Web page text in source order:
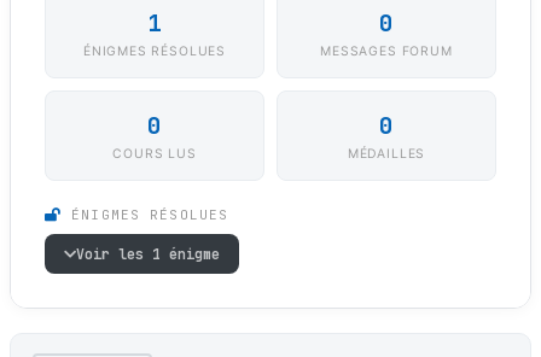
1
ÉNIGMES RÉSOLUES
0
MESSAGES FORUM
0
COURS LUS
0
MÉDAILLES
ÉNIGMES RÉSOLUES
Voir les 1 énigme